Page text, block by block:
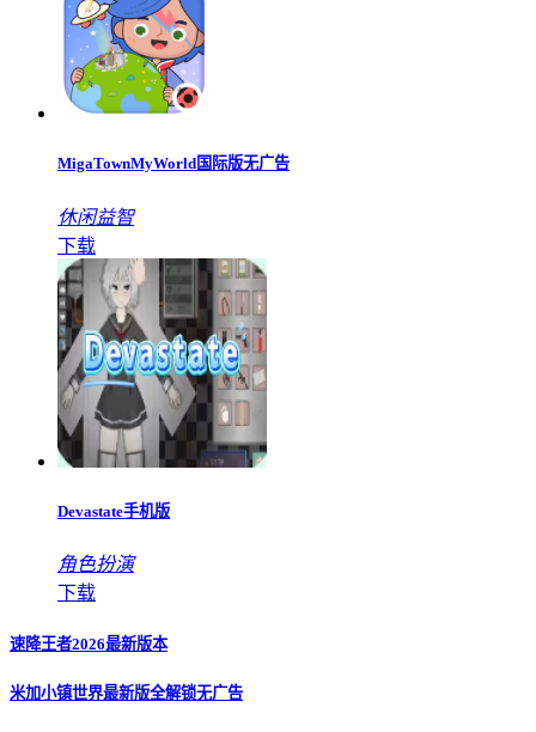
MigaTownMyWorld国际版无广告
休闲益智
下载
Devastate手机版
角色扮演
下载
速降王者2026最新版本
米加小镇世界最新版全解锁无广告